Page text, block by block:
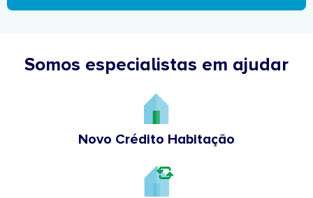
Somos especialistas em ajudar
Novo Crédito Habitação